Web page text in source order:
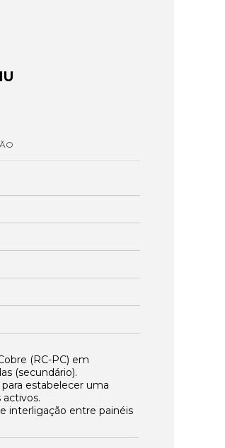
(RC-PC) em
(secundário).
estabelecer uma
interligação entre painéis